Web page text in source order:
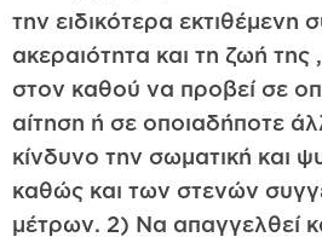
την ειδικότερα
ακεραιότητα και τη ζωή
στον καθού να προβεί σε
αίτηση ή σε οποιαδήποτε
κίνδυνο την σωματική και
καθώς και των στενών
μέτρων. 2) Να απαγγελθεί